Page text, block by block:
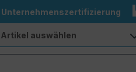
Unternehmenszertifizierung
Artikel auswählen